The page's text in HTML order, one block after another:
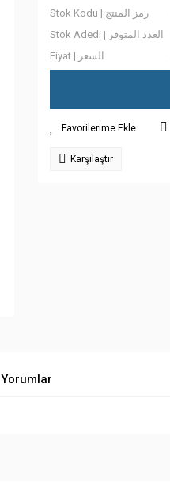
Stok Kodu | رمز المنتج
Stok Adedi | العدد المتوفر
Fiyat | السعر
Karşılaştır
Yorumlar